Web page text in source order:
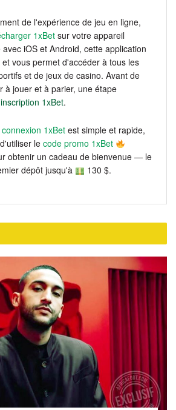
de l'expérience de jeu en ligne,
1xBet sur votre appareil
iOS et Android, cette application
vous permet d'accéder à tous les
et de jeux de casino. Avant de
à jouer et à parier, une étape
inscription 1xBet.
connexion 1xBet est simple et rapide,
le code promo 1xBet
obtenir un cadeau de bienvenue — le
dépôt jusqu'à
130 $.